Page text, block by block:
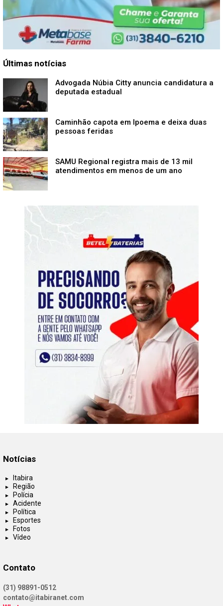
Últimas notícias
Advogada Núbia Citty anuncia candidatura a
deputada estadual
Caminhão capota em Ipoema e deixa duas
pessoas feridas
SAMU Regional registra mais de 13 mil
atendimentos em menos de um ano
Notícias
Itabira
Região
Polícia
Acidente
Política
Esportes
Fotos
Vídeo
Contato
(31) 98891-0512
contato@itabiranet.com